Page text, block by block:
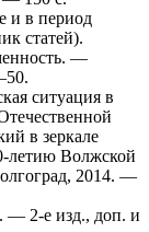
и в период
статей).
—
ситуация в
в зеркале
летию Волжской
2014. —
— 2-е изд., доп. и